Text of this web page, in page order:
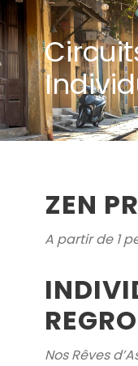
ZEN
A partir de 1
Nos Rêves